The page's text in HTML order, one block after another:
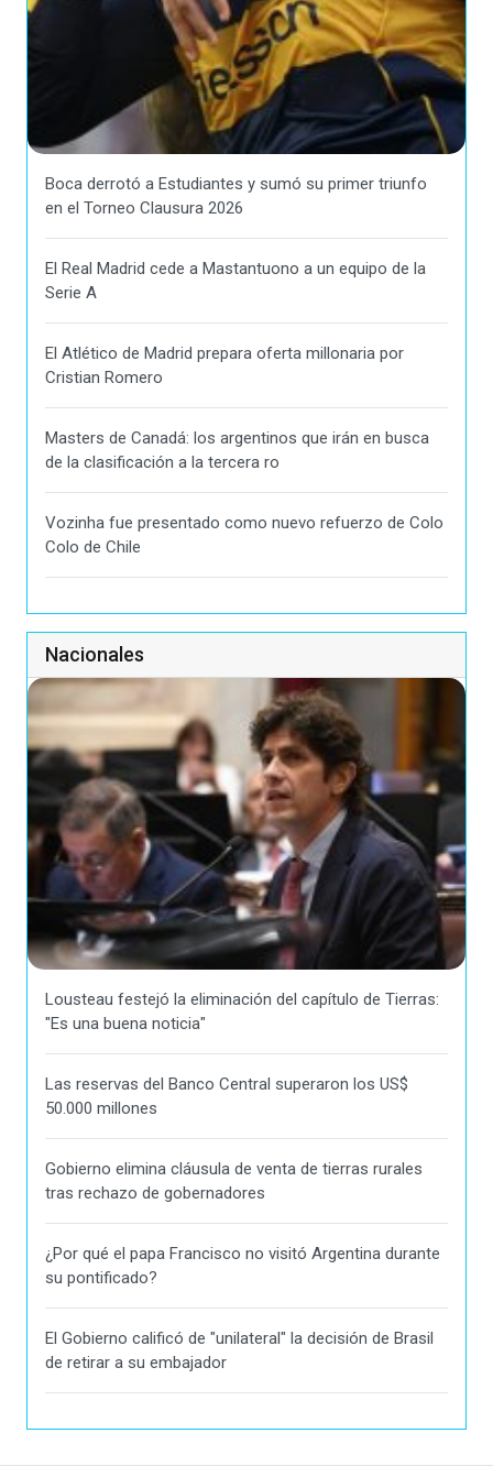
Boca derrotó a Estudiantes y sumó su primer triunfo
en el Torneo Clausura 2026
El Real Madrid cede a Mastantuono a un equipo de la
Serie A
El Atlético de Madrid prepara oferta millonaria por
Cristian Romero
Masters de Canadá: los argentinos que irán en busca
de la clasificación a la tercera ro
Vozinha fue presentado como nuevo refuerzo de Colo
Colo de Chile
Nacionales
Lousteau festejó la eliminación del capítulo de Tierras:
"Es una buena noticia"
Las reservas del Banco Central superaron los US$
50.000 millones
Gobierno elimina cláusula de venta de tierras rurales
tras rechazo de gobernadores
¿Por qué el papa Francisco no visitó Argentina durante
su pontificado?
El Gobierno calificó de "unilateral" la decisión de Brasil
de retirar a su embajador